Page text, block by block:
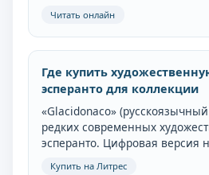
Читать онлайн
Где купить
эсперанто для коллекции
«Glacidonaco»
редких современных
эсперанто. Цифровая версия
Купить на Литрес